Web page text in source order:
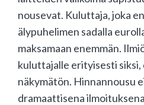
nousevat. Kuluttaja, joka
älypuhelimen sadalla
maksamaan enemmän.
kuluttajalle erityisesti siksi,
näkymätön. Hinnannousu
dramaattisena